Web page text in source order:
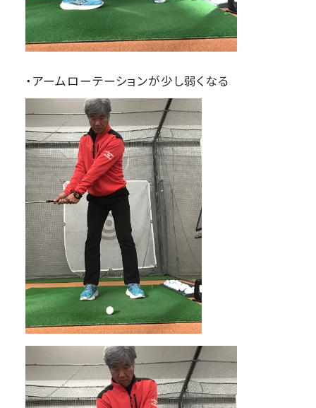
・アームローテーションが少し弱くなる